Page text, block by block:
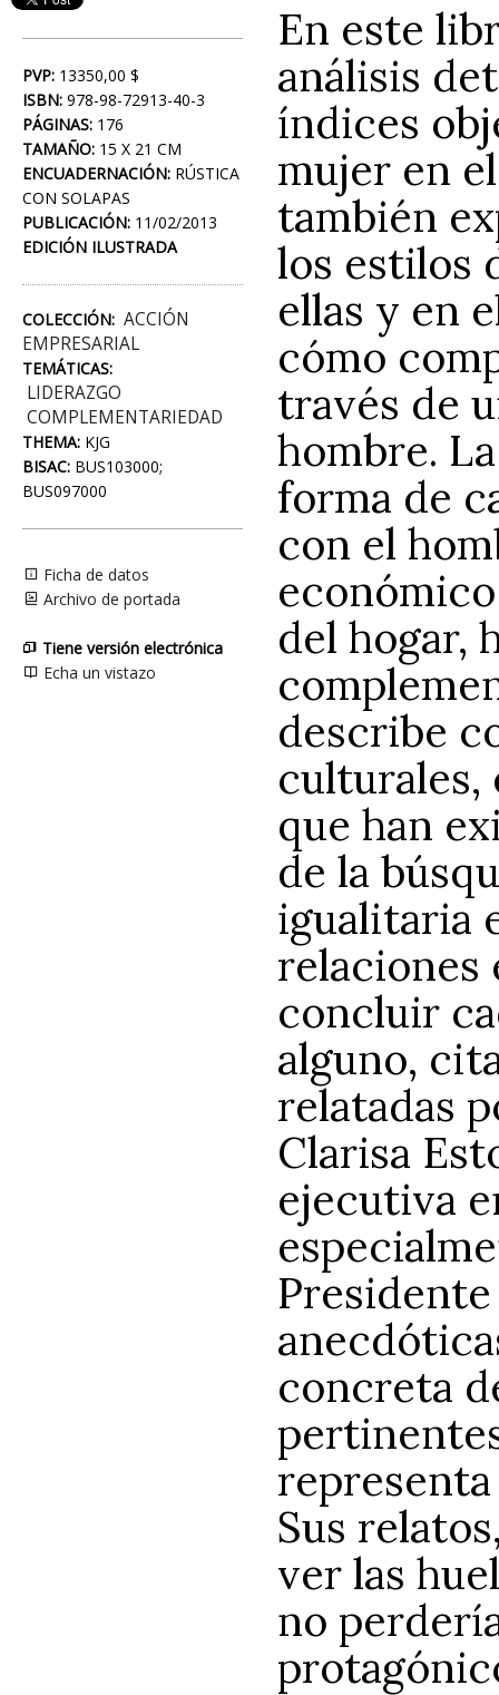
PVP: 13350,00 $
ISBN: 978-98-72913-40-3
PÁGINAS: 176
TAMAÑO: 15 X 21 CM
ENCUADERNACIÓN: RÚSTICA
CON SOLAPAS
PUBLICACIÓN: 11/02/2013
EDICIÓN ILUSTRADA
COLECCIÓN: ACCIÓN
EMPRESARIAL
TEMÁTICAS:
LIDERAZGO
COMPLEMENTARIEDAD
THEMA: KJG
BISAC: BUS103000;
BUS097000
Ficha de datos
Archivo de portada
Tiene versión electrónica
Echa un vistazo
En este
análisis
índices
mujer en
también
los estilos
ellas y en
cómo
través de
hombre.
forma de
con el
del hogar,
describe
que han
de la
igualitaria
relaciones
concluir
alguno,
relatadas
Clarisa
ejecutiva
concreta
Sus
ver las
no